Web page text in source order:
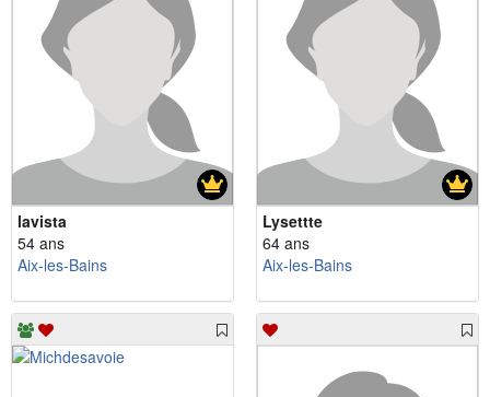
lavista
54 ans
Aix-les-Bains
Lysettte
64 ans
Aix-les-Bains